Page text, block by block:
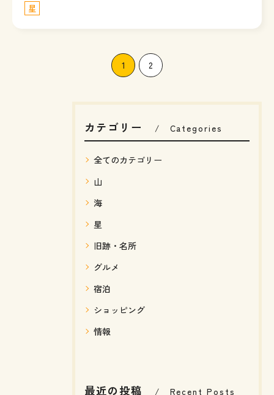
星
1 2
カテゴリー Categories
全てのカテゴリー
山
海
星
旧跡・名所
グルメ
宿泊
ショッピング
情報
最近の投稿 Recent Posts